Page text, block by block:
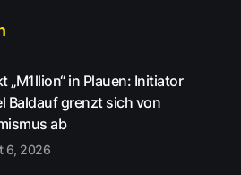
„M1llion“ in Plauen: Initiator
Baldauf grenzt sich von
ab
6, 2026